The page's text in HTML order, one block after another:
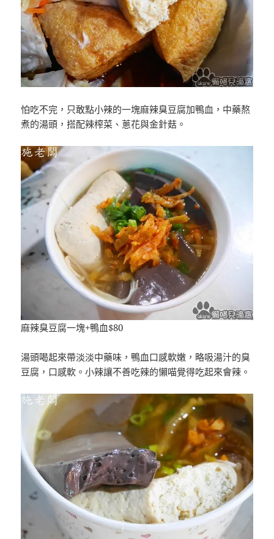
怕吃不完，只敢點小辣的一塊麻辣臭豆腐加鴨血，中藥熬
煮的湯頭，搭配辣榨菜、蔥花與金針菇。
麻辣臭豆腐一塊+鴨血$80
湯頭喝起來帶淡淡中藥味，鴨血口感軟嫩，略吸湯汁的臭
豆腐，口感軟。小辣讓不善吃辣的懶喵覺得吃起來會辣。